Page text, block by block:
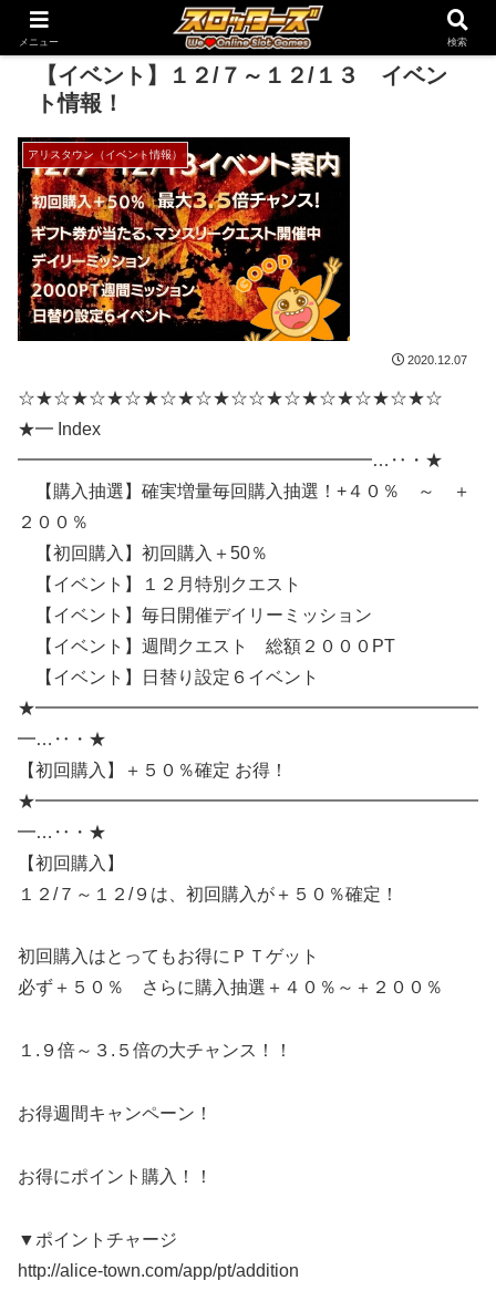
【イベント】１２/７～１２/１３ イベン
ト情報！
アリスタウン（イベント情報）
2020.12.07
☆★☆★☆★☆★☆★☆★☆☆★☆★☆★☆★☆★☆
★━ Index
━━━━━━━━━━━━━━━━━━━━…‥・★
【購入抽選】確実増量毎回購入抽選！+４０％ ～ ＋
２００％
【初回購入】初回購入＋50％
【イベント】１２月特別クエスト
【イベント】毎日開催デイリーミッション
【イベント】週間クエスト 総額２０００PT
【イベント】日替り設定６イベント
★━━━━━━━━━━━━━━━━━━━━━━━━━
━…‥・★
【初回購入】＋５０％確定 お得！
★━━━━━━━━━━━━━━━━━━━━━━━━━
━…‥・★
【初回購入】
１２/７～１２/９は、初回購入が＋５０％確定！
初回購入はとってもお得にＰＴゲット
必ず＋５０％ さらに購入抽選＋４０％～＋２００％
１.９倍～３.５倍の大チャンス！！
お得週間キャンペーン！
お得にポイント購入！！
▼ポイントチャージ
http://alice-town.com/app/pt/addition
メニュー 検索